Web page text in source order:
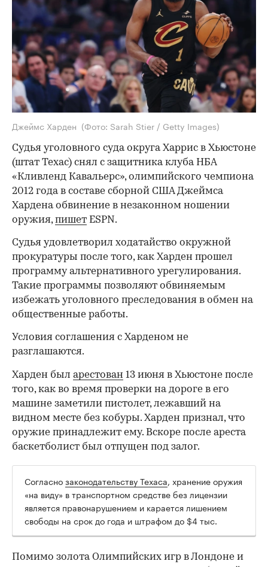
Джеймс Харден (Фото: Sarah Stier / Getty Images)
Судья уголовного суда округа Харрис в Хьюстоне
(штат Техас) снял с защитника клуба НБА
«Кливленд Кавальерс», олимпийского чемпиона
2012 года в составе сборной США Джеймса
Хардена обвинение в незаконном ношении
оружия,пишет ESPN.
Судья удовлетворил ходатайство окружной
прокуратуры после того, как Харден прошел
программу альтернативного урегулирования.
Такие программы позволяют обвиняемым
избежать уголовного преследования в обмен на
общественные работы.
Условия соглашения с Харденом не
разглашаются.
Харден был арестован 13 июня в Хьюстоне после
того, как во время проверки на дороге в его
машине заметили пистолет, лежавший на
видном месте без кобуры. Харден признал, что
оружие принадлежит ему. Вскоре после ареста
баскетболист был отпущен под залог.
Согласнозаконодательству Техаса, хранение оружия
«на виду» в транспортном средстве без лицензии
является правонарушением и карается лишением
свободы на срок до года и штрафом до $4 тыс.
Помимо золота Олимпийских игр в Лондоне и